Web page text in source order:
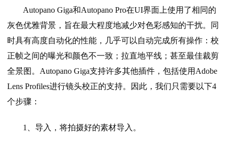
Autopano Giga和Autopano Pro在UI界面上使用了相同的
灰色优雅背景，旨在最大程度地减少对色彩感知的干扰。同
时具有高度自动化的性能，几乎可以自动完成所有操作：校
正帧之间的曝光和颜色不一致；拉直地平线；甚至最佳裁剪
全景图。Autopano Giga支持许多其他插件，包括使用Adobe
Lens Profiles进行镜头校正的支持。因此，我们只需要以下4
个步骤：
1、导入，将拍摄好的素材导入。